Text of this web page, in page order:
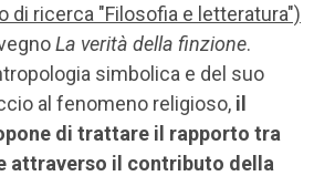
di ricerca "Filosofia e letteratura")
La verità della finzione.
simbolica e del suo
al fenomeno religioso, il
di trattare il rapporto tra
attraverso il contributo della